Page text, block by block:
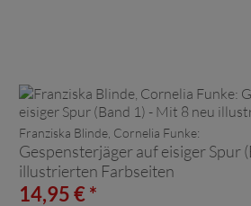
Franziska Blinde, Cornelia Funke:
Gespensterjäger auf eisiger Spur
illustrierten Farbseiten
14,95 € *